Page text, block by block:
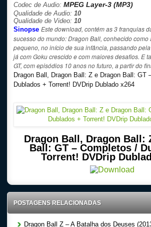
Codec de Audio: MPEG Layer-3 (MP3)
Qualidade de Audio: 10
Qualidade de Video: 10
Sinopse Este download, contém as 3 franquias
sucesso do mundo: Dragon Ball, conhecido como
pequeno, no início de sua infância, passando
já com Goku crescido e com maiores desafios. E
GT, com episódios 10 anos no futuro, a partir do
Dragon Ball, Dragon Ball: Z e Dragon Ball: GT
Dublados + Torrent! DVDrip Dublado x264
Dragon Ball, Dragon Ball:
Ball: GT – Completos /
Torrent! DVDrip
POSTAGENS RELACIONADAS
Dragon Ball Z – A Batalha dos Deuses (2013) Bluray 1080p